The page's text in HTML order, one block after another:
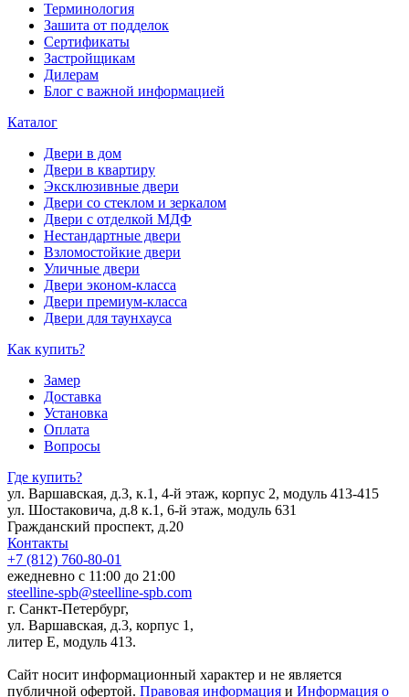
Терминология
Зашита от подделок
Сертификаты
Застройщикам
Дилерам
Блог с важной информацией
Каталог
Двери в дом
Двери в квартиру
Эксклюзивные двери
Двери со стеклом и зеркалом
Двери с отделкой МДФ
Нестандартные двери
Взломостойкие двери
Уличные двери
Двери эконом-класса
Двери премиум-класса
Двери для таунхауса
Как купить?
Замер
Доставка
Установка
Оплата
Вопросы
Где купить?
ул. Варшавская, д.3, к.1, 4-й этаж, корпус 2, модуль 413-415
ул. Шостаковича, д.8 к.1, 6-й этаж, модуль 631
Гражданский проспект, д.20
Контакты
+7 (812) 760-80-01
ежедневно с 11:00 до 21:00
steelline-spb@steelline-spb.com
г. Санкт-Петербург,
ул. Варшавская, д.3, корпус 1,
литер Е, модуль 413.
Сайт носит информационный характер и не является
публичной офертой. Правовая информация и Информация о